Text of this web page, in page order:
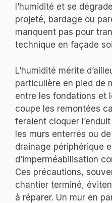
l’humidité et se
projeté, bardage ou
manquent pas pour
technique en façade
L’humidité mérite
particulière en pied de
entre les fondations et
coupe les remontées
feraient cloquer
les murs enterrés ou
drainage périphérique
d’imperméabilisation
Ces précautions,
chantier terminé,
à réparer. Un mur en